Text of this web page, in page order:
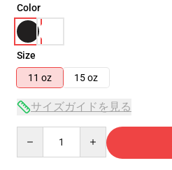
Color
Size
11 oz
15 oz
サイズガイドを見る